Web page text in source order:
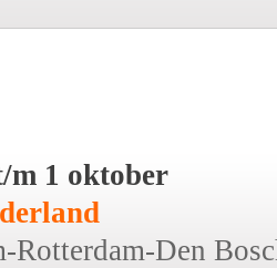
m 1 oktober
Rotterdam-Den